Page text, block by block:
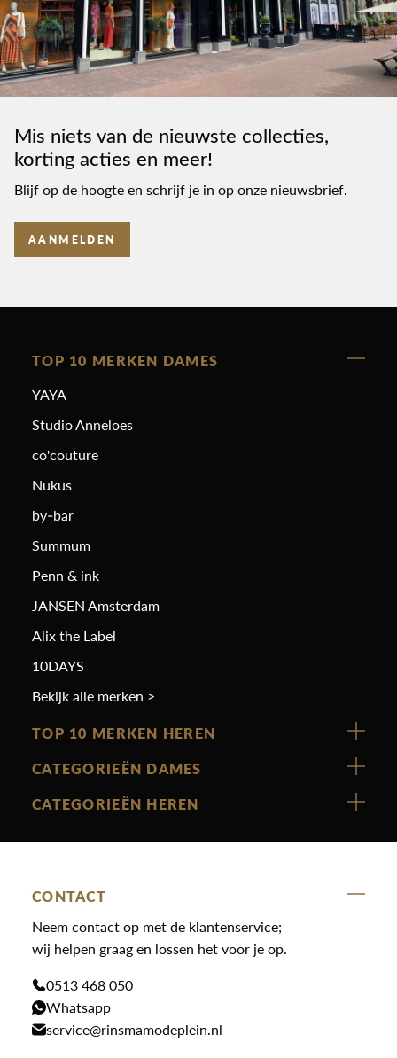
Mis niets van de nieuwste collecties,
korting acties en meer!
Blijf op de hoogte en schrijf je in op onze nieuwsbrief.
AANMELDEN
TOP 10 MERKEN DAMES
YAYA
Studio Anneloes
co'couture
Nukus
by-bar
Summum
Penn & ink
JANSEN Amsterdam
Alix the Label
10DAYS
Bekijk alle merken >
TOP 10 MERKEN HEREN
Vanguard
Cast Iron
State Of Art
Paul en Shark
Genti
PME Legend
Butcher of Blue
CATEGORIEËN DAMES
Nieuw binnen
Blouses
Broeken
Gilets
Jassen
Jeans
CATEGORIEËN HEREN
Broeken
Colberts
Giftcards
Jassen
Overhemden
CONTACT
Neem contact op met de klantenservice;
wij helpen graag en lossen het voor je op.
0513 468 050
Whatsapp
service@rinsmamodeplein.nl